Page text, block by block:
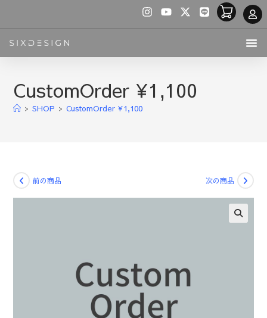
CustomOrder ¥1,100
> SHOP > CustomOrder ¥1,100
前の商品 次の商品